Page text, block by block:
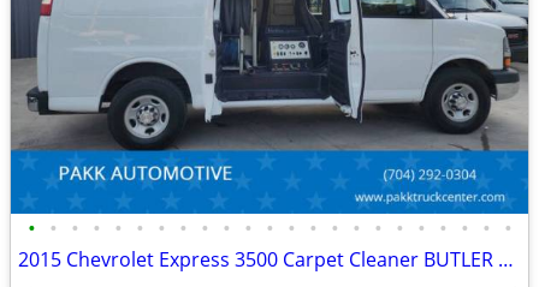
• • • • • • • • • • • • • • • • • • • • • • •
2015 Chevrolet Express 3500 Carpet Cleaner BUTLER CLEANING SYSTEM